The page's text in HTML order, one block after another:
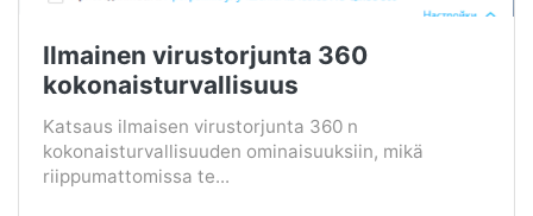
Ilmainen virustorjunta 360
kokonaisturvallisuus
Katsaus ilmaisen virustorjunta 360 n
kokonaisturvallisuuden ominaisuuksiin, mikä
riippumattomissa te...